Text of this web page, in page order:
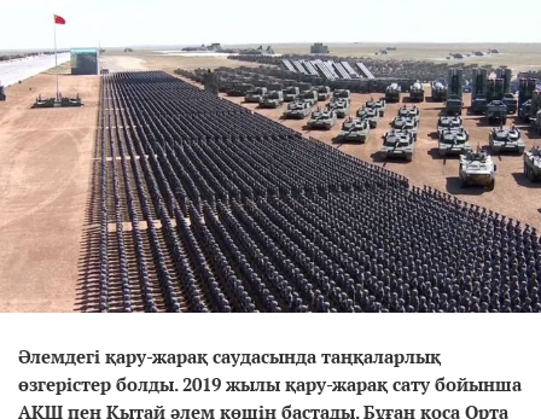
Әлемдегі қару-жарақ саудасында таңқаларлық
өзгерістер болды. 2019 жылы қару-жарақ сату бойынша
АҚШ пен Қытай әлем көшін бастады. Бұған қоса Орта